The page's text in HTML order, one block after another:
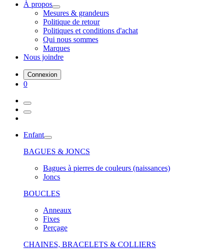
À propos
Mesures & grandeurs
Politique de retour
Politiques et conditions d'achat
Qui nous sommes
Marques
Nous joindre
Connexion
0
Enfant
BAGUES & JONCS
Bagues à pierres de couleurs (naissances)
Joncs
BOUCLES
Anneaux
Fixes
Perçage
CHAINES, BRACELETS & COLLIERS